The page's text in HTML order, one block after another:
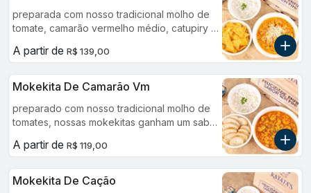
acompanha doritos e arroz branco.
preparada com nosso tradicional molho de
tomate, camarão vermelho médio, catupiry e
ao prato. os pimentões coloridos completam
final do paladar, um toque levemente
equilibrando toda a cremosidade.
acompanha doritos e arroz branco.
A partir de R$ 139,00
Mokekita De Camarão Vm
preparado com nosso tradicional molho de
tomates, nossas mokekitas ganham um sabor
A partir de R$ 119,00
Mokekita De Cação